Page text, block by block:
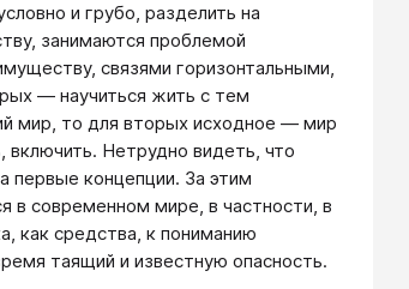
и грубо, разделить на
занимаются проблемой
связями горизонтальными,
— научиться жить с тем
мир, то для вторых исходное — мир
включить. Нетрудно видеть, что
первые концепции. За этим
в современном мире, в частности, в
как средства, к пониманию
таящий и известную опасность.